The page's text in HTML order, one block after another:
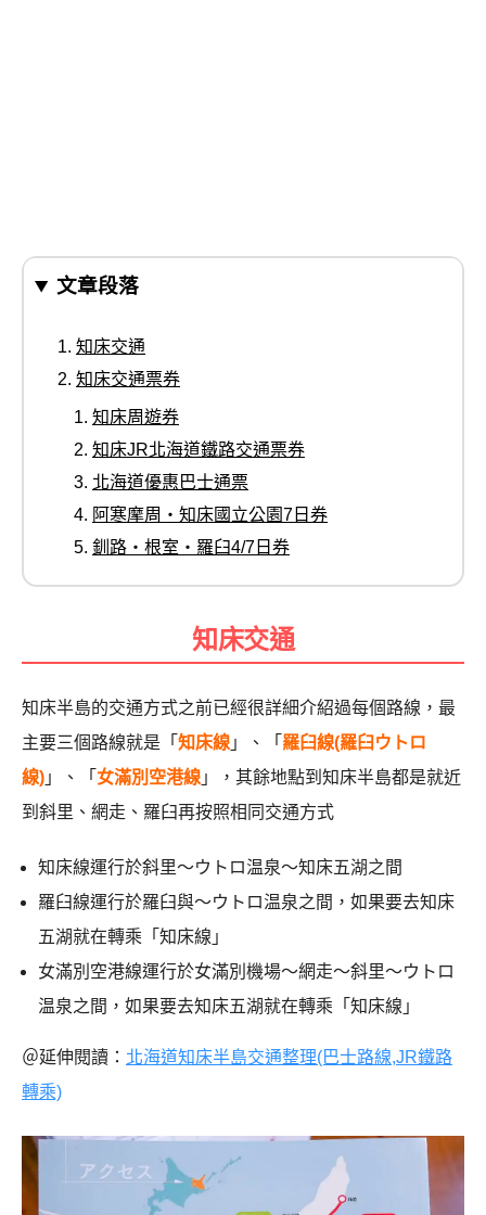
文章段落
知床交通
知床交通票券
知床周遊券
知床JR北海道鐵路交通票券
北海道優惠巴士通票
阿寒摩周・知床國立公園7日券
釧路・根室・羅臼4/7日券
知床交通
知床半島的交通方式之前已經很詳細介紹過每個路線，最
主要三個路線就是「 知床線 」、「 羅臼線(羅臼ウトロ
線) 」、「 女滿別空港線 」，其餘地點到知床半島都是就近
到斜里、網走、羅臼再按照相同交通方式
知床線運行於斜里～ウトロ温泉～知床五湖之間
羅臼線運行於羅臼與～ウトロ温泉之間，如果要去知床
五湖就在轉乘「知床線」
女滿別空港線運行於女滿別機場～網走～斜里～ウトロ
温泉之間，如果要去知床五湖就在轉乘「知床線」
＠延伸閱讀： 北海道知床半島交通整理(巴士路線,JR鐵路
轉乘)